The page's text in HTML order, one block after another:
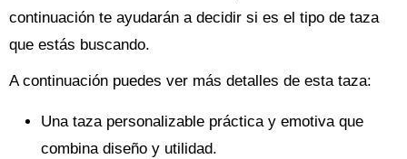
continuación te ayudarán a decidir si es el tipo de taza
que estás buscando.
A continuación puedes ver más detalles de esta taza:
Una taza personalizable práctica y emotiva que
combina diseño y utilidad.